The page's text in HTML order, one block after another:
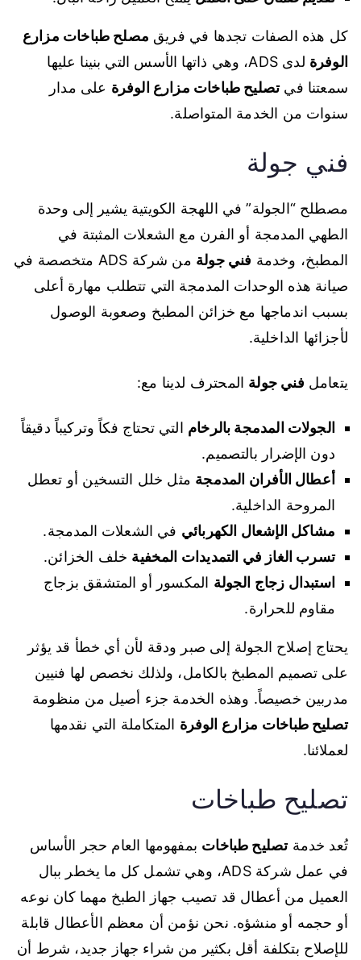
كل هذه الصفات تجدها في فريق مصلح طباخات مزارع
الوفرة
لدى ADS، وهي ذاتها الأسس التي بنينا عليها
سمعتنا فيتصليح طباخات مزارع الوفرة على مدار
سنوات من الخدمة المتواصلة.
فني جولة
مصطلح “الجولة” في اللهجة الكويتية يشير إلى وحدة
الطهي المدمجة أو الفرن مع الشعلات المثبتة في
المطبخ، وخدمة فني جولة
من شركة ADS متخصصة في
صيانة هذه الوحدات المدمجة التي تتطلب مهارة أعلى
بسبب اندماجها مع خزائن المطبخ وصعوبة الوصول
لأجزائها الداخلية.
يتعامل فني جولة المحترف لدينا مع:
الجولات المدمجة بالرخام التي تحتاج فكاً وتركيباً دقيقاً
دون الإضرار بالتصميم.
أعطال الأفران المدمجة مثل خلل التسخين أو تعطل
المروحة الداخلية.
مشاكل الإشعال الكهربائي في الشعلات المدمجة.
تسرب الغاز في التمديدات المخفية خلف الخزائن.
استبدال زجاج الجولة المكسور أو المتشقق بزجاج
مقاوم للحرارة.
يحتاج إصلاح الجولة إلى صبر ودقة لأن أي خطأ قد يؤثر
على تصميم المطبخ بالكامل، ولذلك نخصص لها فنيين
مدربين خصيصاً. وهذه الخدمة جزء أصيل من منظومة
تصليح طباخات مزارع الوفرة المتكاملة التي نقدمها
لعملائنا.
تصليح طباخات
تُعد خدمةتصليح طباخات بمفهومها العام حجر الأساس
في عمل شركة ADS، وهي تشمل كل ما يخطر ببال
العميل من أعطال قد تصيب جهاز الطبخ مهما كان نوعه
أو حجمه أو منشؤه. نحن نؤمن أن معظم الأعطال قابلة
للإصلاح بتكلفة أقل بكثير من شراء جهاز جديد، شرط أن